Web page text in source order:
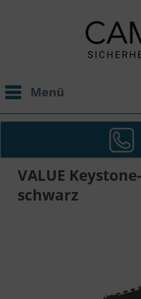
Menü
VALUE
schwarz